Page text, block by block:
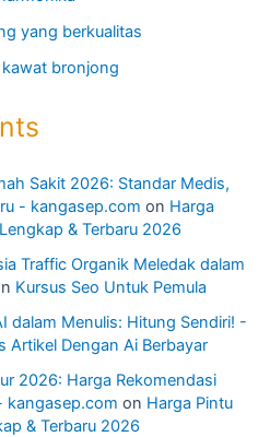
yang berkualitas
bronjong
Sakit 2026: Standar Medis,
- kangasep.com on Harga
& Terbaru 2026
Traffic Organik Meledak dalam
Kursus Seo Untuk Pemula
dalam Menulis: Hitung Sendiri! -
Artikel Dengan Ai Berbayar
2026: Harga Rekomendasi
kangasep.com on Harga Pintu
& Terbaru 2026